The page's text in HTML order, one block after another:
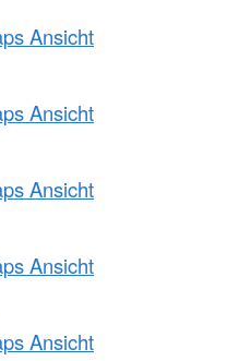
Ansicht
Ansicht
Ansicht
Ansicht
Ansicht